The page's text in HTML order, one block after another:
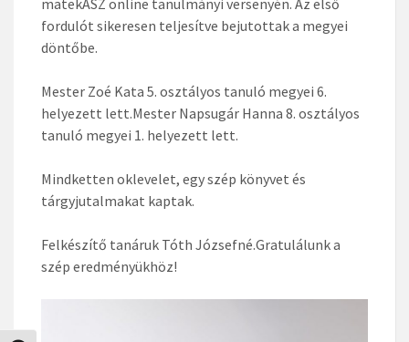
fordulót sikeresen teljesítve bejutottak a megyei
döntőbe.
Mester Zoé Kata 5. osztályos tanuló megyei 6.
helyezett lett.Mester Napsugár Hanna 8. osztályos
tanuló megyei 1. helyezett lett.
Mindketten oklevelet, egy szép könyvet és
tárgyjutalmakat kaptak.
Felkészítő tanáruk Tóth Józsefné.Gratulálunk a
szép eredményükhöz!